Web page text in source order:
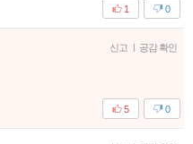
0
1
신고 | 공감 확인
0
5